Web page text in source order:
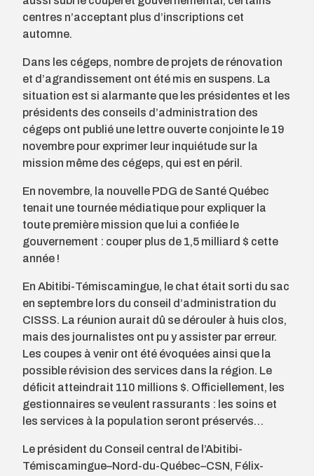
centres n’acceptant plus d’inscriptions cet
automne.
Dans les cégeps, nombre de projets de rénovation
et d’agrandissement ont été mis en suspens. La
situation est si alarmante que les présidentes et les
présidents des conseils d’administration des
cégeps ont publié une lettre ouverte conjointe le 19
novembre pour exprimer leur inquiétude sur la
mission même des cégeps, qui est en péril.
En novembre, la nouvelle PDG de Santé Québec
tenait une tournée médiatique pour expliquer la
toute première mission que lui a confiée le
gouvernement : couper plus de 1,5 milliard $ cette
année !
En Abitibi-Témiscamingue, le chat était sorti du sac
en septembre lors du conseil d’administration du
CISSS. La réunion aurait dû se dérouler à huis clos,
mais des jour­nalistes ont pu y assister par erreur.
Les coupes à venir ont été évoquées ainsi que la
possible révision des services dans la région. Le
déficit atteindrait 110 millions $. Officiellement, les
gestionnaires se veulent rassurants : les soins et
les services à la population seront préservés…
Le président du Conseil central de l’Abitibi-
Témiscamingue–Nord-du-Québec–CSN, Félix-